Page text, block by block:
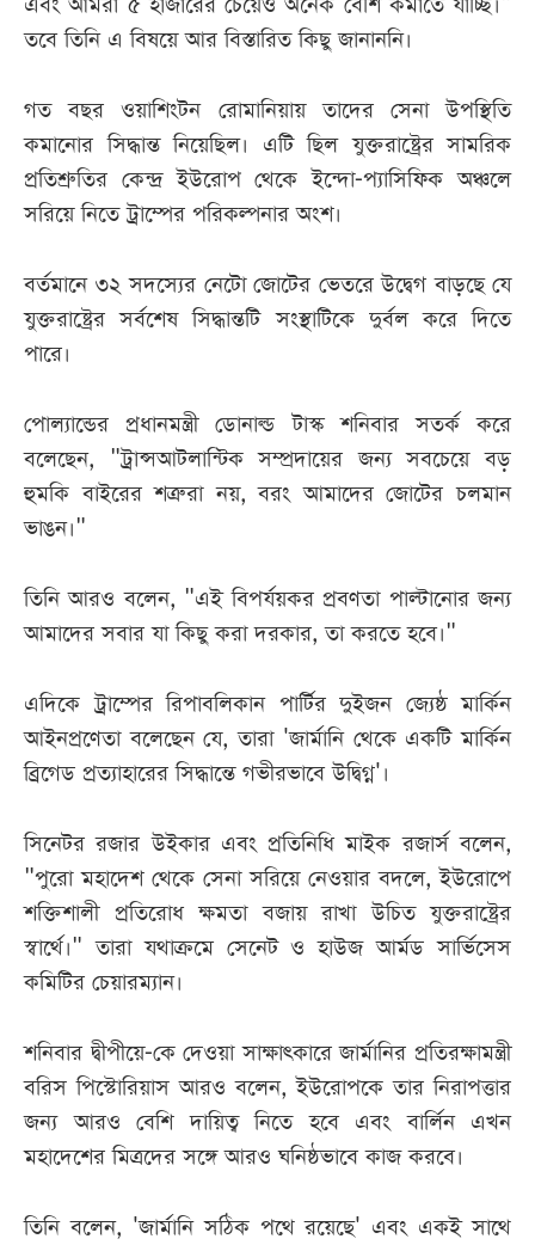
তবে তিনি এ বিষয়ে আর বিস্তারিত কিছু জানাননি।
গত বছর ওয়াশিংটন রোমানিয়ায় তাদের সেনা উপস্থিতি
কমানোর সিদ্ধান্ত নিয়েছিল। এটি ছিল যুক্তরাষ্ট্রের সামরিক
প্রতিশ্রুতির কেন্দ্র ইউরোপ থেকে ইন্দো-প্যাসিফিক অঞ্চলে
সরিয়ে নিতে ট্রাম্পের পরিকল্পনার অংশ।
বর্তমানে ৩২ সদস্যের নেটো জোটের ভেতরে উদ্বেগ বাড়ছে যে
যুক্তরাষ্ট্রের সর্বশেষ সিদ্ধান্তটি সংস্থাটিকে দুর্বল করে দিতে
পারে।
পোল্যান্ডের প্রধানমন্ত্রী ডোনাল্ড টাস্ক শনিবার সতর্ক করে
বলেছেন, "ট্রান্সআটলান্টিক সম্প্রদায়ের জন্য সবচেয়ে বড়
হুমকি বাইরের শত্রুরা নয়, বরং আমাদের জোটের চলমান
ভাঙন।"
তিনি আরও বলেন, "এই বিপর্যয়কর প্রবণতা পাল্টানোর জন্য
আমাদের সবার যা কিছু করা দরকার, তা করতে হবে।"
এদিকে ট্রাম্পের রিপাবলিকান পার্টির দুইজন জ্যেষ্ঠ মার্কিন
আইনপ্রণেতা বলেছেন যে, তারা 'জার্মানি থেকে একটি মার্কিন
ব্রিগেড প্রত্যাহারের সিদ্ধান্তে গভীরভাবে উদ্বিগ্ন'।
সিনেটর রজার উইকার এবং প্রতিনিধি মাইক রজার্স বলেন,
"পুরো মহাদেশ থেকে সেনা সরিয়ে নেওয়ার বদলে, ইউরোপে
শক্তিশালী প্রতিরোধ ক্ষমতা বজায় রাখা উচিত যুক্তরাষ্ট্রের
স্বার্থে।" তারা যথাক্রমে সেনেট ও হাউজ আর্মড সার্ভিসেস
কমিটির চেয়ারম্যান।
শনিবার দ্বীপীয়ে-কে দেওয়া সাক্ষাৎকারে জার্মানির প্রতিরক্ষামন্ত্রী
বরিস পিস্টোরিয়াস আরও বলেন, ইউরোপকে তার নিরাপত্তার
জন্য আরও বেশি দায়িত্ব নিতে হবে এবং বার্লিন এখন
মহাদেশের মিত্রদের সঙ্গে আরও ঘনিষ্ঠভাবে কাজ করবে।
তিনি বলেন, 'জার্মানি সঠিক পথে রয়েছে' এবং একই সাথে